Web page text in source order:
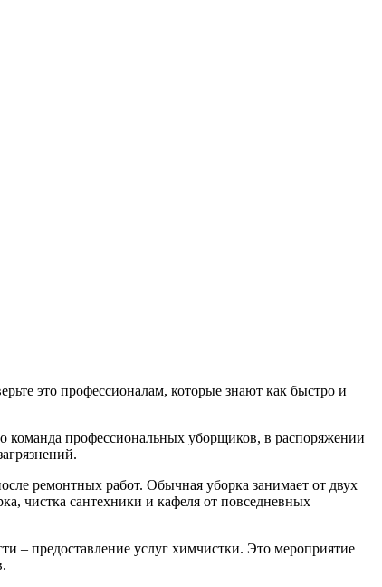
это профессионалам, которые знают как быстро и
команда профессиональных уборщиков, в распоряжении
ремонтных работ. Обычная уборка занимает от двух
чистка сантехники и кафеля от повседневных
– предоставление услуг химчистки. Это мероприятие